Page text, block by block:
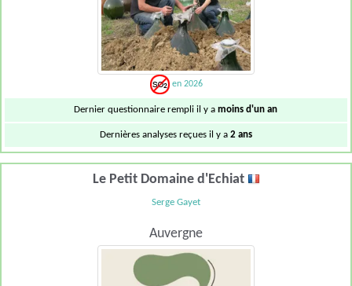
en 2026
Dernier questionnaire rempli il y amoins d'un an
Dernières analyses reçues il y a 2 ans
Le Petit Domaine d'Echiat
Serge Gayet
Auvergne